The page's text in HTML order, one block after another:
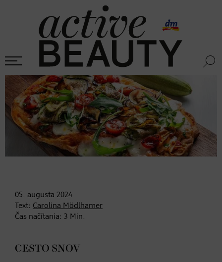
05. augusta 2024
Text: Carolina Mödlhamer
Čas načítania: 3 Min.
CESTO SNOV